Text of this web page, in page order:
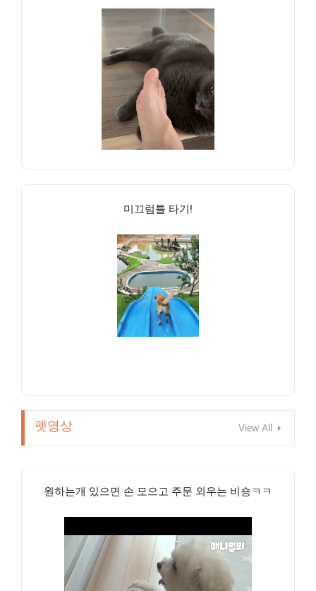
미끄럼틀 타기!
펫영상 View All
원하는개 있으면 손 모으고 주문 외우는 비숑ㅋㅋ